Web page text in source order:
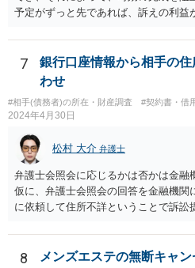
予定がずっと先であれば、訴えの利益
になります。 手間であったり、忘れ
いだけです。
7
銀行口座情報から相手の
わせ
#相手(債務者)の所在・財産調査 #契約書・借
2024年4月30日
松村 大介 弁護士
弁護士会照会に応じるかは否かは金融
仮に、弁護士会照会の回答を金融機関
に依頼して住所不詳ということで訴訟
8
メンズエステの無断キャ